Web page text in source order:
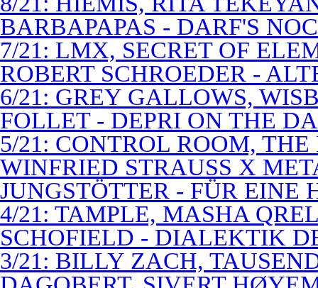
BARBAPAPAS - DARF'S
7/21: LMX, SECRET OF
ROBERT SCHROEDER -
6/21: GREY GALLOWS,
FOLLET - DEPRI ON THE
5/21: CONTROL ROOM,
WINFRIED STRAUSS X
JUNGSTÖTTER - FÜR EINE
4/21: TAMPLE, MASHA
SCHOFIELD - DIALEKTIK
3/21: BILLY ZACH,